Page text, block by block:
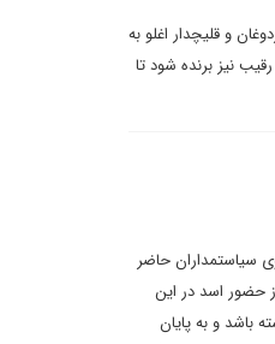
و قلیچدار اغلو به
نیز برنده شود تا
سیاستمداران حاضر
حضور اسد در این
باشد و به پایان